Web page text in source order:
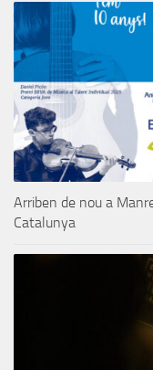
Arriben de nou a
Catalunya